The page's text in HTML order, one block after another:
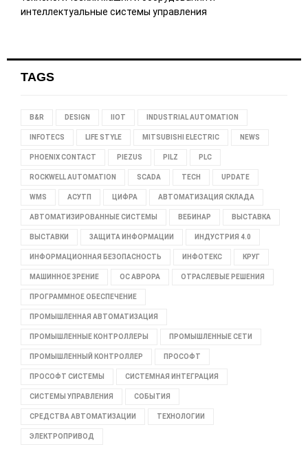
TAGS
B&R DESIGN IIOT INDUSTRIAL AUTOMATION
INFOTECS LIFE STYLE MITSUBISHI ELECTRIC NEWS
PHOENIX CONTACT PIEZUS PILZ PLC
ROCKWELL AUTOMATION SCADA TECH UPDATE
WMS АСУТП ЦИФРА АВТОМАТИЗАЦИЯ СКЛАДА
АВТОМАТИЗИРОВАННЫЕ СИСТЕМЫ ВЕБИНАР ВЫСТАВКА
ВЫСТАВКИ ЗАЩИТА ИНФОРМАЦИИ ИНДУСТРИЯ 4.0
ИНФОРМАЦИОННАЯ БЕЗОПАСНОСТЬ ИНФОТЕКС КРУГ
МАШИННОЕ ЗРЕНИЕ ОС АВРОРА ОТРАСЛЕВЫЕ РЕШЕНИЯ
ПРОГРАММНОЕ ОБЕСПЕЧЕНИЕ
ПРОМЫШЛЕННАЯ АВТОМАТИЗАЦИЯ
ПРОМЫШЛЕННЫЕ КОНТРОЛЛЕРЫ ПРОМЫШЛЕННЫЕ СЕТИ
ПРОМЫШЛЕННЫЙ КОНТРОЛЛЕР ПРОСОФТ
ПРОСОФТ СИСТЕМЫ СИСТЕМНАЯ ИНТЕГРАЦИЯ
СИСТЕМЫ УПРАВЛЕНИЯ СОБЫТИЯ
СРЕДСТВА АВТОМАТИЗАЦИИ ТЕХНОЛОГИИ
ЭЛЕКТРОПРИВОД